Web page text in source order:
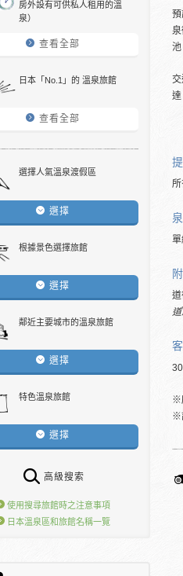
房外設有可供私人租用的溫
泉）
查看全部
日本「No.1」的 溫泉旅館
查看全部
選擇人氣溫泉渡假區
選擇
根據景色選擇旅館
選擇
鄰近主要城市的溫泉旅館
選擇
特色溫泉旅館
選擇
高級搜索
使用搜尋旅館時之注意事項
日本溫泉區和旅館名稱一覽
池
達
道
※
※